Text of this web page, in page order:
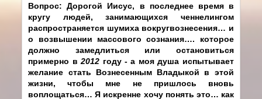
Вопрос: Дорогой Иисус, в последнее время в
кругу людей, занимающихся ченнелингом
распространяется шумиха вокругвознесения… и
о возвышении массового сознания…. которое
должно замедлиться или остановиться
примерно в2012 году - а моя душа испытывает
желание стать Вознесенным Владыкой в этой
жизни, чтобы мне не пришлось вновь
воплощаться… Я искренне хочу понять это… как